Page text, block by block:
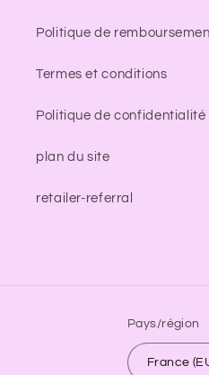
Politique de
Termes et conditions
Politique de confidentialité
plan du site
retailer-referral
Pays/région
France